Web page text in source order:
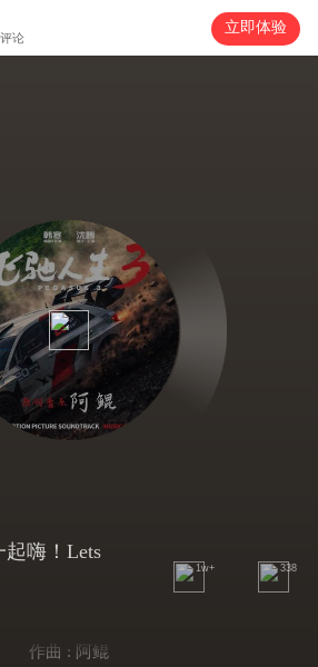
论
立即体验
嗨！Lets
1w+ 338
作曲 : 阿鲲